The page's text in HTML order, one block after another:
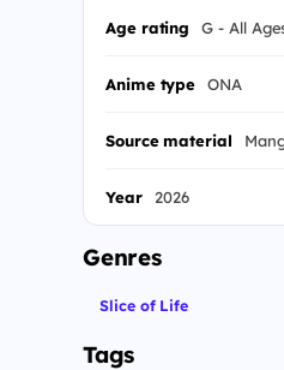
Age rating G - All
Anime type ONA
Source material
Year 2026
Genres
Slice of Life
Tags